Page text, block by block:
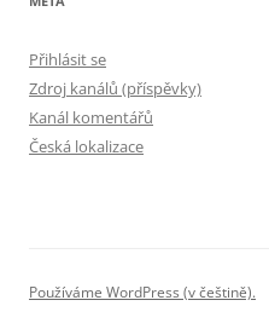
Přihlásit se
Zdroj kanálů (příspěvky)
Kanál komentářů
Česká lokalizace
Používáme WordPress (v češtině).